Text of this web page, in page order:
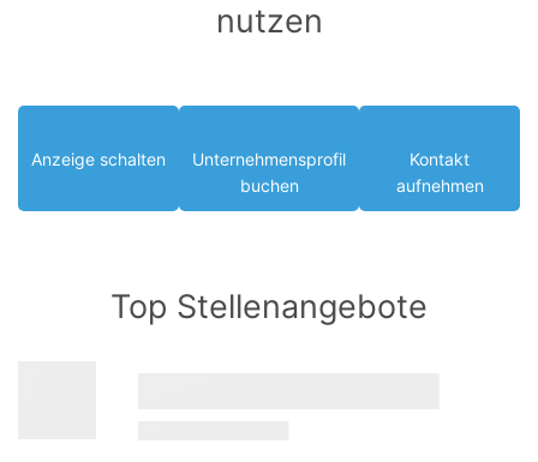
nutzen
Anzeige schalten
Unternehmensprofil
buchen
Kontakt
aufnehmen
Top Stellenangebote